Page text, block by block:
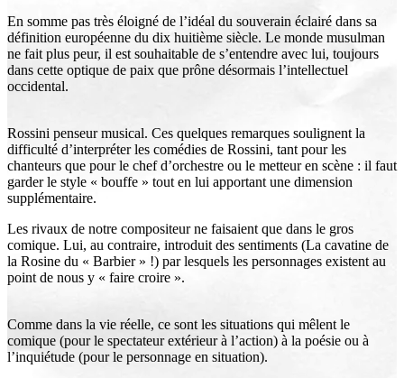
En somme pas très éloigné de l’idéal du souverain éclairé dans sa
définition européenne du dix huitième siècle. Le monde musulman
ne fait plus peur, il est souhaitable de s’entendre avec lui, toujours
dans cette optique de paix que prône désormais l’intellectuel
occidental.
Rossini penseur musical. Ces quelques remarques soulignent la
difficulté d’interpréter les comédies de Rossini, tant pour les
chanteurs que pour le chef d’orchestre ou le metteur en scène : il faut
garder le style « bouffe » tout en lui apportant une dimension
supplémentaire.
Les rivaux de notre compositeur ne faisaient que dans le gros
comique. Lui, au contraire, introduit des sentiments (La cavatine de
la Rosine du « Barbier » !) par lesquels les personnages existent au
point de nous y « faire croire ».
Comme dans la vie réelle, ce sont les situations qui mêlent le
comique (pour le spectateur extérieur à l’action) à la poésie ou à
l’inquiétude (pour le personnage en situation).